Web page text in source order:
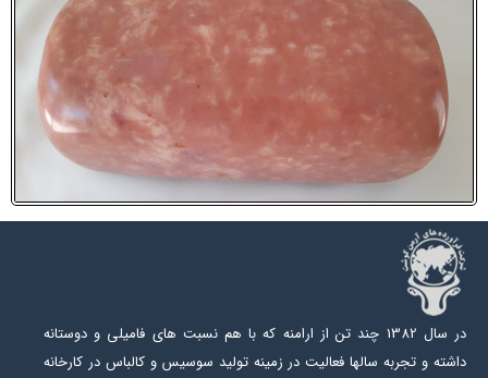
در سال 1382 چند تن از ارامنه که با هم نسبت های فامیلی و دوستانه
داشته و تجربه سالها فعالیت در زمینه تولید سوسیس و کالباس در کارخانه